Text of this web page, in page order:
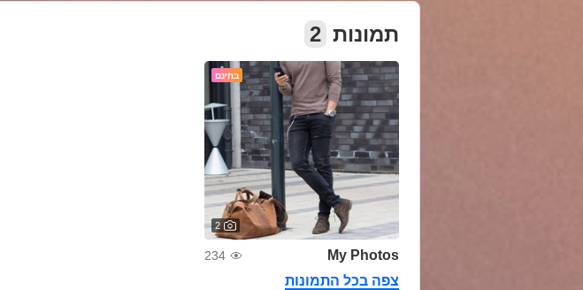
תמונות 2
בחינם
2
My Photos
234
צפה בכל התמונות